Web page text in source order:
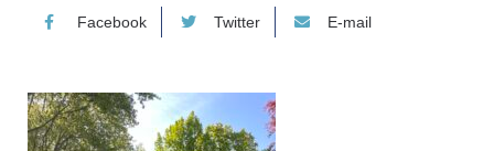
Facebook Twitter E-mail